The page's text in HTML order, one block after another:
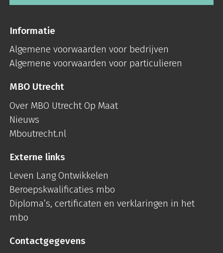
Informatie
Algemene voorwaarden voor bedrijven
Algemene voorwaarden voor particulieren
MBO Utrecht
Over MBO Utrecht Op Maat
Nieuws
Mboutrecht.nl
Externe links
Leven Lang Ontwikkelen
Beroepskwalificaties mbo
Diploma’s, certificaten en verklaringen in het
mbo
Contactgegevens